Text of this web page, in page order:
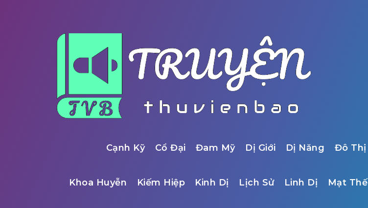
Cạnh Kỹ Cổ Đại Đam Mỹ Dị Giới Dị Năng Đô Thị
Khoa Huyễn Kiếm Hiệp Kinh Dị Lịch Sử Linh Dị Mạt Thế